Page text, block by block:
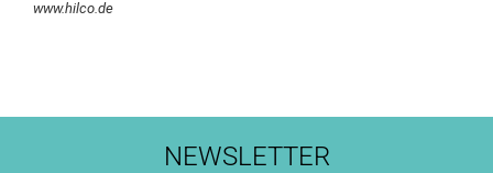
www.hilco.de
NEWSLETTER